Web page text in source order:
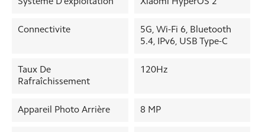
Connectivite
5G, Wi-Fi 6, Bluetooth
5.4, IPv6, USB Type-C
Taux De
Rafraîchissement
120Hz
Appareil Photo Arrière 8 MP